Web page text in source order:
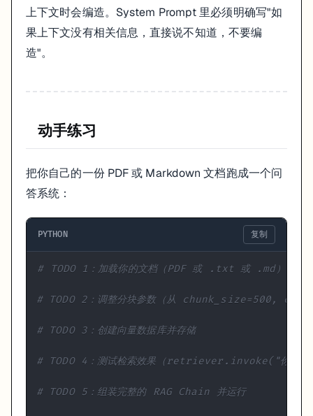
上下文时会编造。System Prompt 里必须明确写"如
果上下文没有相关信息，直接说不知道，不要编
造"。
动手练习
把你自己的一份 PDF 或 Markdown 文档跑成一个问
答系统：
PYTHON 复制
# TODO 1：加载你的文档（PDF 或 .txt 或 .md）
# TODO 2：调整分块参数（从 chunk_size=500,
# TODO 3：创建向量数据库并存储
# TODO 4：测试检索效果（retriever.invoke("你的问
# TODO 5：组装完整的 RAG Chain 并运行